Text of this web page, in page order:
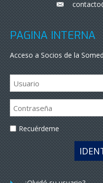
___
PÁGINA INTERNA
Acceso a Socios de la
Recuérdeme